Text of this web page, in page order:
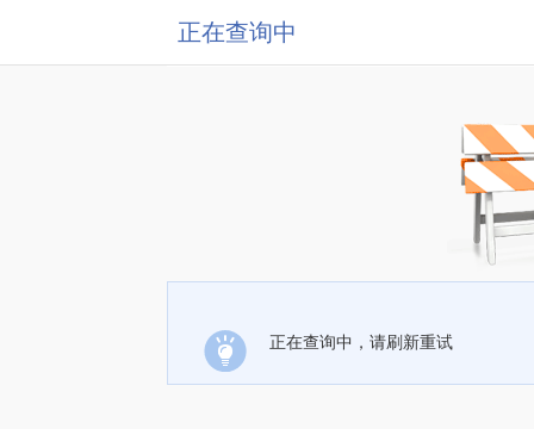
正在查询中
正在查询中，请刷新重试